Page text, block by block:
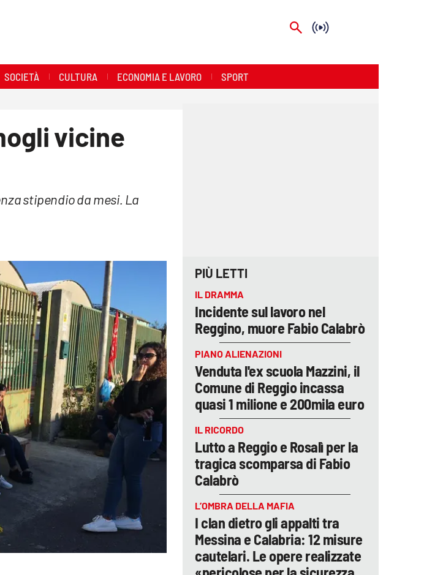
SOCIETÀ CULTURA ECONOMIA E LAVORO SPORT
vicine
stipendio da mesi. La
PIÙ LETTI
IL DRAMMA
Incidente sul lavoro nel
Reggino, muore Fabio Calabrò
PIANO ALIENAZIONI
Venduta l'ex scuola Mazzini, il
Comune di Reggio incassa
quasi 1 milione e 200mila euro
IL RICORDO
Lutto a Reggio e Rosalì per la
tragica scomparsa di Fabio
Calabrò
L’OMBRA DELLA MAFIA
I clan dietro gli appalti tra
Messina e Calabria: 12 misure
cautelari. Le opere realizzate